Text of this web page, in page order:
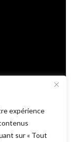
expérience
sur « Tout